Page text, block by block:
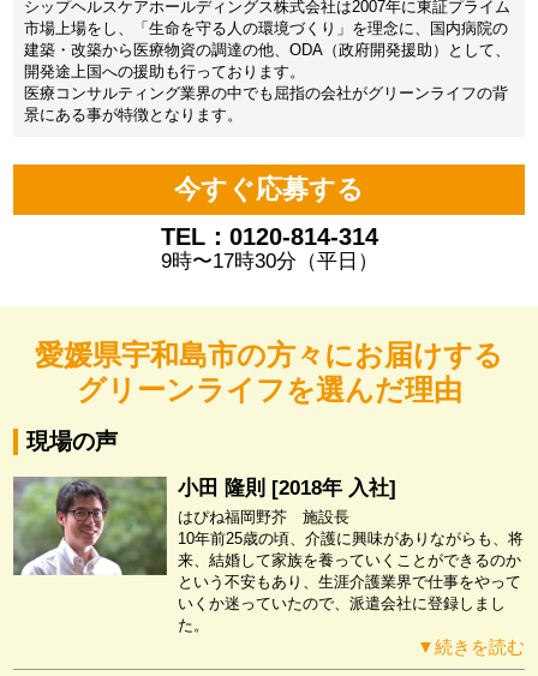
シップヘルスケアホールディングス株式会社は2007年に東証プライム
市場上場をし、「生命を守る人の環境づくり」を理念に、国内病院の
建築・改築から医療物資の調達の他、ODA（政府開発援助）として、
開発途上国への援助も行っております。
医療コンサルティング業界の中でも屈指の会社がグリーンライフの背
景にある事が特徴となります。
今すぐ応募する
TEL：0120-814-314
9時〜17時30分（平日）
愛媛県宇和島市の方々にお届けする
グリーンライフを選んだ理由
現場の声
小田 隆則 [2018年 入社]
はぴね福岡野芥 施設長
10年前25歳の頃、介護に興味がありながらも、将
来、結婚して家族を養っていくことができるのか
という不安もあり、生涯介護業界で仕事をやって
いくか迷っていたので、派遣会社に登録しまし
た。
▼続きを読む